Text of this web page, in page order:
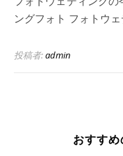
ングフォト フォトウ
投稿者:admin
おすす